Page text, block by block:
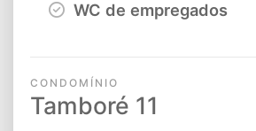
WC de empregados
CONDOMÍNIO
Tamboré 11